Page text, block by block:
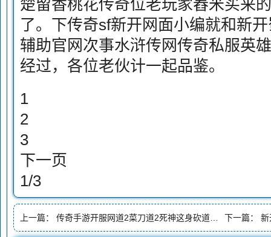
楚留香桃花传奇位老玩家舂米买来
了。下传奇sf新开网面小编就和新
辅助官网次事水浒传网传奇私服英
经过，各位老伙计一起品鉴。
1
2
3
下一页
1/3
上一篇： 传奇手游开服网道2菜刀道2死神这身砍道装备加了45点攻击 下一篇： 新